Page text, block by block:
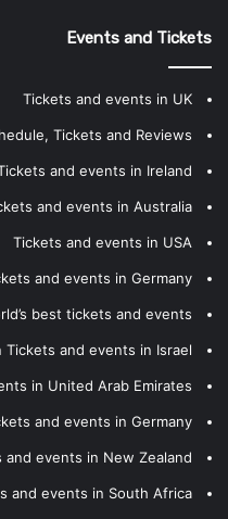
Events and Tickets
Tickets and events in UK
Tickets and Reviews
and events in Ireland
and events in Australia
Tickets and events in USA
and events in Germany
best tickets and events
Tickets and events in Israel
in United Arab Emirates
and events in Germany
and events in New Zealand
and events in South Africa